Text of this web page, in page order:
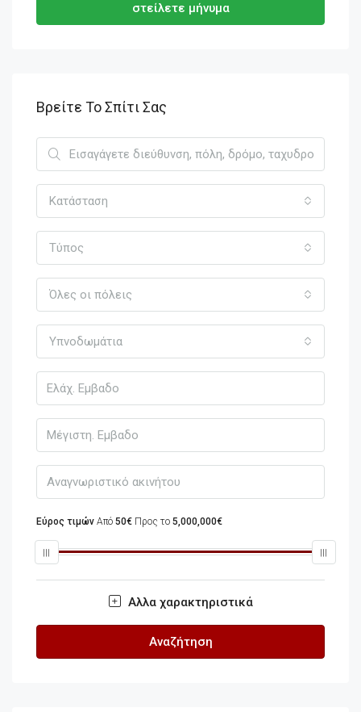
στείλετε μήνυμα
Βρείτε Το Σπίτι Σας
Κατάσταση
Τύπος
Όλες οι πόλεις
Υπνοδωμάτια
Εύρος τιμών Από 50€ Προς το 5,000,000€
Αλλα χαρακτηριστικά
Αναζήτηση